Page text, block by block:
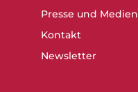
Presse und Medien
Kontakt
Newsletter